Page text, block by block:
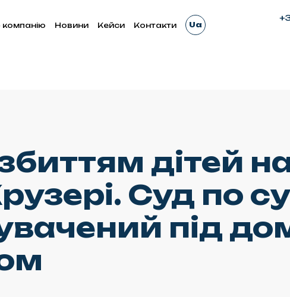
компанію Новини Кейси Контакти Ua
дітей
Суд по
під